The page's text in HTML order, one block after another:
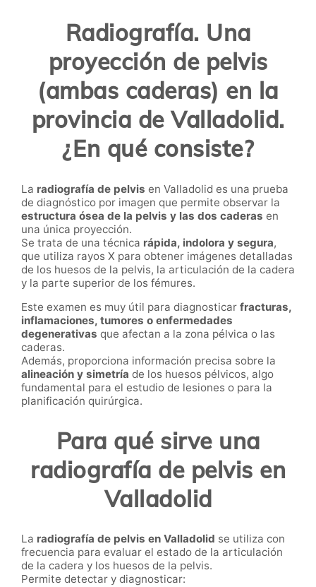
Radiografía. Una
proyección de pelvis
(ambas caderas) en la
provincia de Valladolid.
¿En qué consiste?
La radiografía de pelvis en Valladolid es una prueba
de diagnóstico por imagen que permite observar la
estructura ósea de la pelvis y las dos caderas en
una única proyección.
Se trata de una técnica rápida, indolora y segura,
que utiliza rayos X para obtener imágenes detalladas
de los huesos de la pelvis, la articulación de la cadera
y la parte superior de los fémures.
Este examen es muy útil para diagnosticar fracturas,
inflamaciones, tumores o enfermedades
degenerativas que afectan a la zona pélvica o las
caderas.
Además, proporciona información precisa sobre la
alineación y simetría de los huesos pélvicos, algo
fundamental para el estudio de lesiones o para la
planificación quirúrgica.
Para qué sirve una
radiografía de pelvis en
Valladolid
La radiografía de pelvis en Valladolid se utiliza con
frecuencia para evaluar el estado de la articulación
de la cadera y los huesos de la pelvis.
Permite detectar y diagnosticar: